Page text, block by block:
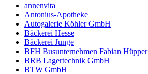
annenvita
Antonius-Apotheke
Autogalerie Köhler GmbH
Bäckerei Hesse
Bäckerei Junge
BFH Busunternehmen Fabian Hüpper
BRB Lagertechnik GmbH
BTW GmbH